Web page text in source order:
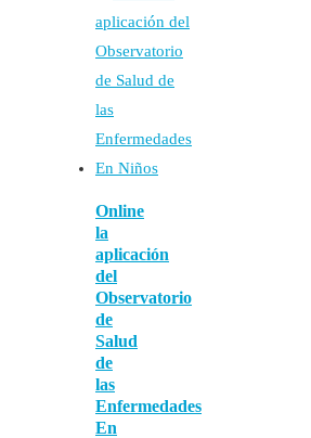
Online
la
aplicación
del
Observatorio
de
Salud
de
las
Enfermedades
En